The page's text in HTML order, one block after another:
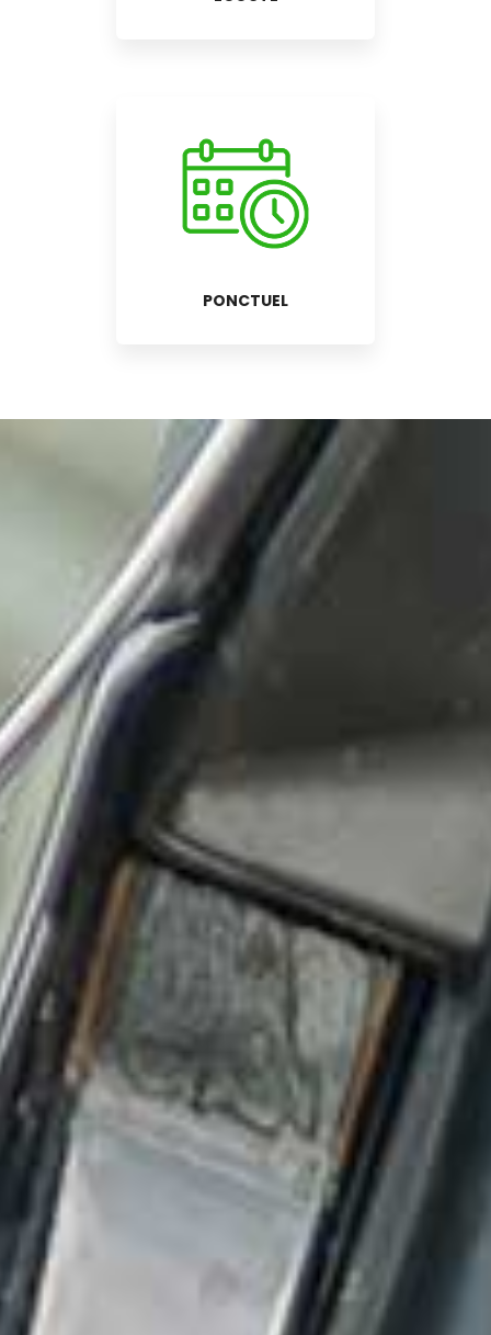
PONCTUEL